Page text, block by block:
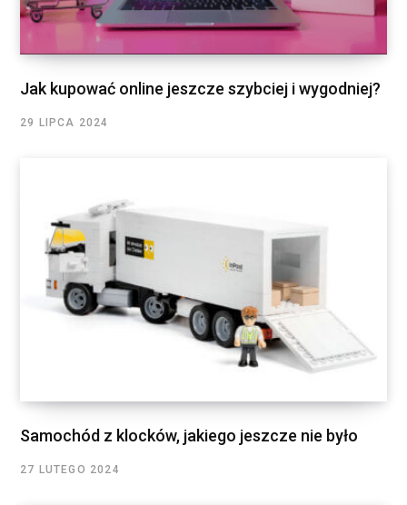
Jak kupować online jeszcze szybciej i wygodniej?
29 LIPCA 2024
Samochód z klocków, jakiego jeszcze nie było
27 LUTEGO 2024